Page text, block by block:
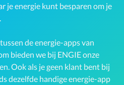
je energie kunt besparen om je
de energie-apps van
bieden we bij ENGIE onze
Ook als je geen klant bent bij
dezelfde handige energie-app